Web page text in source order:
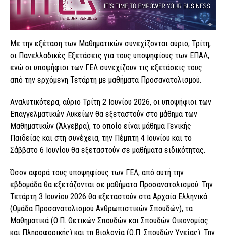
Με την εξέταση των Μαθηματικών συνεχίζονται αύριο, Τρίτη,
οι Πανελλαδικές Εξετάσεις για τους υποψηφίους των ΕΠΑΛ,
ενώ οι υποψήφιοι των ΓΕΛ συνεχίζουν τις εξετάσεις τους
από την ερχόμενη Τετάρτη με μαθήματα Προσανατολισμού.
Αναλυτικότερα, αύριο Τρίτη 2 Ιουνίου 2026, οι υποψήφιοι των
Επαγγελματικών Λυκείων θα εξεταστούν στο μάθημα των
Μαθηματικών (Άλγεβρα), το οποίο είναι μάθημα Γενικής
Παιδείας και στη συνέχεια, την Πέμπτη 4 Ιουνίου και το
Σάββατο 6 Ιουνίου θα εξεταστούν σε μαθήματα ειδικότητας.
Όσον αφορά τους υποψηφίους των ΓΕΛ, από αυτή την
εβδομάδα θα εξετάζονται σε μαθήματα Προσανατολισμού: Την
Τετάρτη 3 Ιουνίου 2026 θα εξεταστούν στα Αρχαία Ελληνικά
(Ομάδα Προσανατολισμού Ανθρωπιστικών Σπουδών), τα
Μαθηματικά (Ο.Π. Θετικών Σπουδών και Σπουδών Οικονομίας
και Πληροφορικής) και τη Βιολογία (Ο.Π. Σπουδών Υγείας). Την